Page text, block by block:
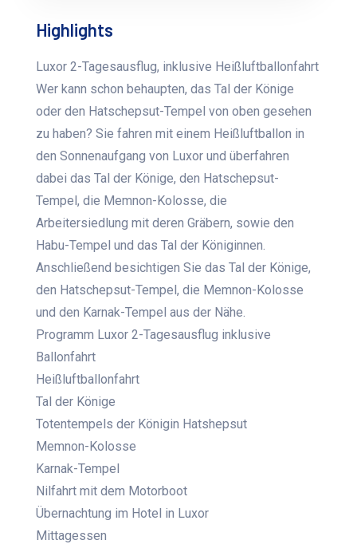
Highlights
Luxor 2-Tagesausflug, inklusive Heißluftballonfahrt
Wer kann schon behaupten, das Tal der Könige
oder den Hatschepsut-Tempel von oben gesehen
zu haben? Sie fahren mit einem Heißluftballon in
den Sonnenaufgang von Luxor und überfahren
dabei das Tal der Könige, den Hatschepsut-
Tempel, die Memnon-Kolosse, die
Arbeitersiedlung mit deren Gräbern, sowie den
Habu-Tempel und das Tal der Königinnen.
Anschließend besichtigen Sie das Tal der Könige,
den Hatschepsut-Tempel, die Memnon-Kolosse
und den Karnak-Tempel aus der Nähe.
Programm Luxor 2-Tagesausflug inklusive
Ballonfahrt
Heißluftballonfahrt
Tal der Könige
Totentempels der Königin Hatshepsut
Memnon-Kolosse
Karnak-Tempel
Nilfahrt mit dem Motorboot
Übernachtung im Hotel in Luxor
Mittagessen